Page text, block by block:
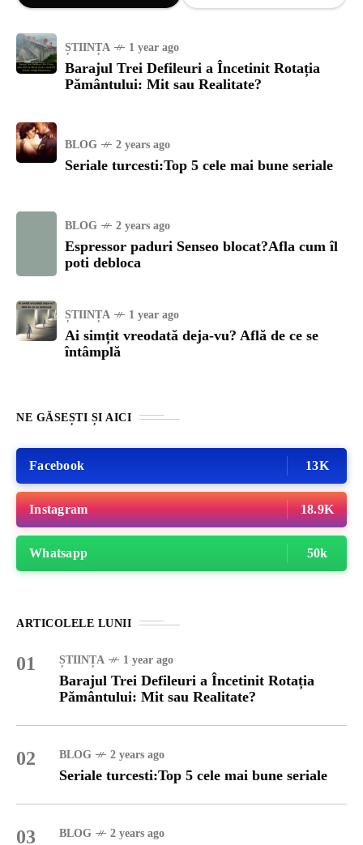
ȘTIINȚA 1 year ago
Barajul Trei Defileuri a Încetinit Rotația
Pământului: Mit sau Realitate?
BLOG 2 years ago
Seriale turcesti:Top 5 cele mai bune seriale
BLOG 2 years ago
Espressor paduri Senseo blocat?Afla cum îl
poti debloca
ȘTIINȚA 1 year ago
Ai simțit vreodată deja-vu? Află de ce se
întâmplă
NE GĂSEȘTI ȘI AICI
Facebook 13K
Instagram 18.9K
Whatsapp 50k
ARTICOLELE LUNII
01 ȘTIINȚA 1 year ago
Barajul Trei Defileuri a Încetinit Rotația
Pământului: Mit sau Realitate?
02 BLOG 2 years ago
Seriale turcesti:Top 5 cele mai bune seriale
03 BLOG 2 years ago